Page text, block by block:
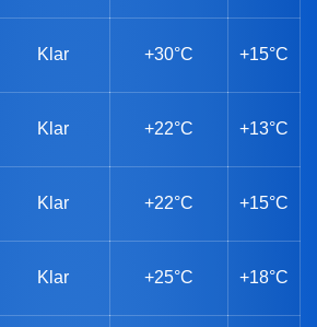
Klar +30°C +15°C
Klar +22°C +13°C
Klar +22°C +15°C
Klar +25°C +18°C